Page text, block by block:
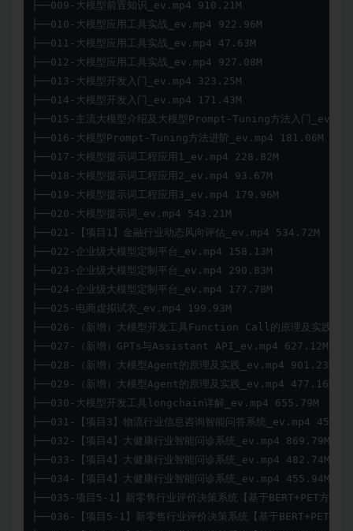
├──009-大模型前置知识_ev.mp4 910.21M
├──010-大模型应用工具实战_ev.mp4 922.96M
├──011-大模型应用工具实战_ev.mp4 47.63M
├──012-大模型应用工具实战_ev.mp4 927.08M
├──013-大模型开发入门_ev.mp4 323.25M
├──014-大模型开发入门_ev.mp4 171.43M
├──015-主流大模型介绍及大模型Prompt-Tuning方法入门
├──016-大模型Prompt-Tuning方法进阶_ev.mp4 181.06M
├──017-大模型提示词工程应用1_ev.mp4 228.82M
├──018-大模型提示词工程应用2_ev.mp4 93.67M
├──019-大模型提示词工程应用3_ev.mp4 179.96M
├──020-大模型提示词_ev.mp4 543.21M
├──021-【项目1】金融行业动态风向评估_ev.mp4 534.72M
├──022-企业级大模型定制平台_ev.mp4 158.13M
├──023-企业级大模型定制平台_ev.mp4 290.83M
├──024-企业级大模型定制平台_ev.mp4 177.78M
├──025-电商虚拟试衣_ev.mp4 199.93M
├──026-（新增）大模型开发工具Function Call的原理及实践
├──027-（新增）GPTs与Assistant API_ev.mp4 627.12M
├──028-（新增）大模型Agent的原理及实践_ev.mp4 901.23M
├──029-（新增）大模型Agent的原理及实践_ev.mp4 477.16M
├──030-大模型开发工具longchain详解_ev.mp4 655.79M
├──031-【项目3】物流行业信息咨询智能问答系统_ev.mp4
├──032-【项目4】大健康行业智能问诊系统_ev.mp4 869.79M
├──033-【项目4】大健康行业智能问诊系统_ev.mp4 482.74M
├──034-【项目4】大健康行业智能问诊系统_ev.mp4 455.94M
├──035-项目5-1】新零售行业评价决策系统【基于BERT+PET方式
├──036-【项目5-1】新零售行业评价决策系统【基于BERT+PET方